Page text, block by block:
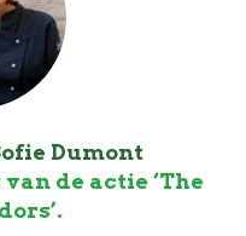
Dumont
de actie ‘The